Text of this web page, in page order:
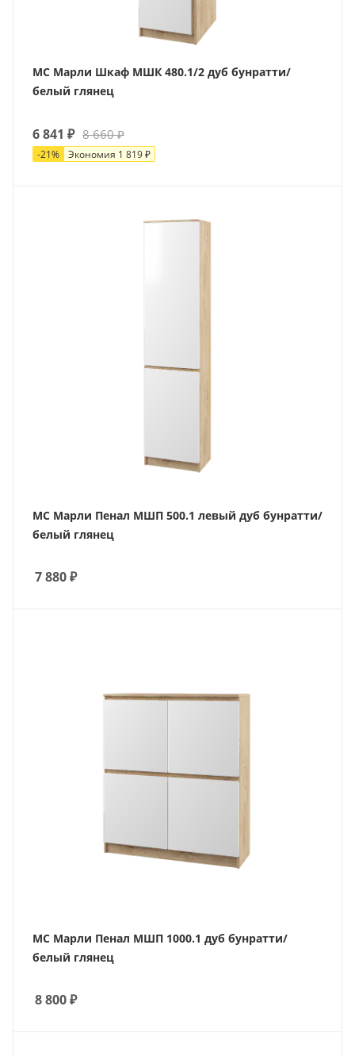
МС Марли Шкаф МШК 480.1/2 дуб бунратти/
белый глянец
6 841 ₽ 8 660₽
-21% Экономия 1 819₽
МС Марли Пенал МШП 500.1 левый дуб бунратти/
белый глянец
7 880₽
МС Марли Пенал МШП 1000.1 дуб бунратти/
белый глянец
8 800₽